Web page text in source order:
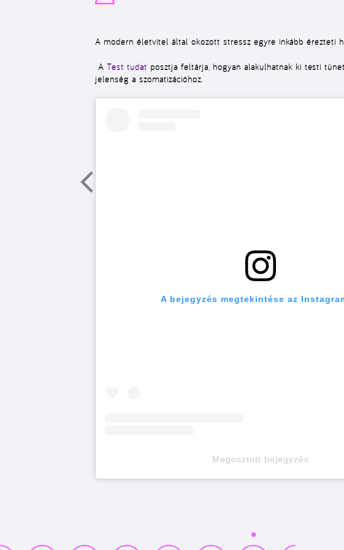
A modern életvitel által okozott stressz egyre inkább érezteti
A Test tudat posztja feltárja, hogyan alakulhatnak ki testi
jelenség a szomatizációhoz.
A bejegyzés megtekintése az
Megosztott bejegyzés